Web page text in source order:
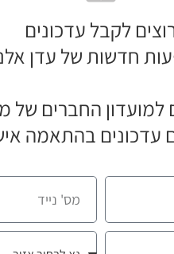
לקבל עדכונים
חדשות של עדן
החברים של
עדכונים בהתאמה